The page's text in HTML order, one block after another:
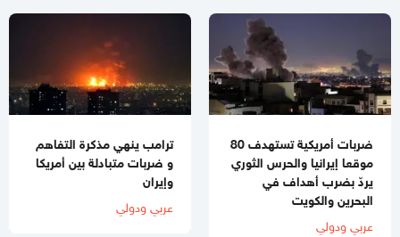
ضربات أمريكية تستهدف 80
موقعا إيرانيا والحرس الثوري
يردّ بضرب أهداف في
البحرين والكويت
عربي ودولي
ترامب ينهي مذكرة التفاهم
و ضربات متبادلة بين أمريكا
وإيران
عربي ودولي